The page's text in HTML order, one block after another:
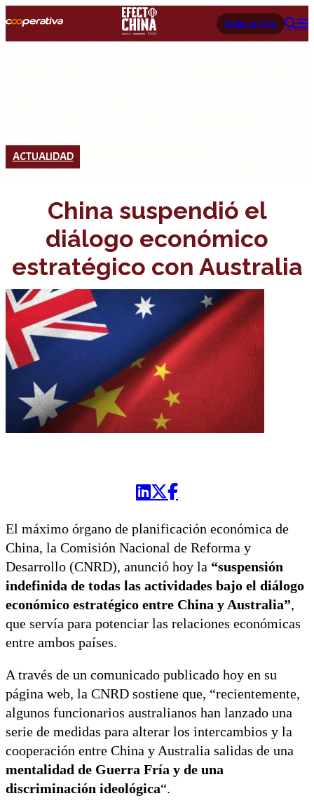
Radio en Vivo
ACTUALIDAD
China suspendió el
diálogo económico
estratégico con Australia
El máximo órgano de planificación económica de
China, la Comisión Nacional de Reforma y
Desarrollo (CNRD), anunció hoy la “suspensión
indefinida de todas las actividades bajo el diálogo
económico estratégico entre China y Australia”,
que servía para potenciar las relaciones económicas
entre ambos países.
A través de un comunicado publicado hoy en su
página web, la CNRD sostiene que, “recientemente,
algunos funcionarios australianos han lanzado una
serie de medidas para alterar los intercambios y la
cooperación entre China y Australia salidas de una
mentalidad de Guerra Fría y de una
discriminación ideológica“.